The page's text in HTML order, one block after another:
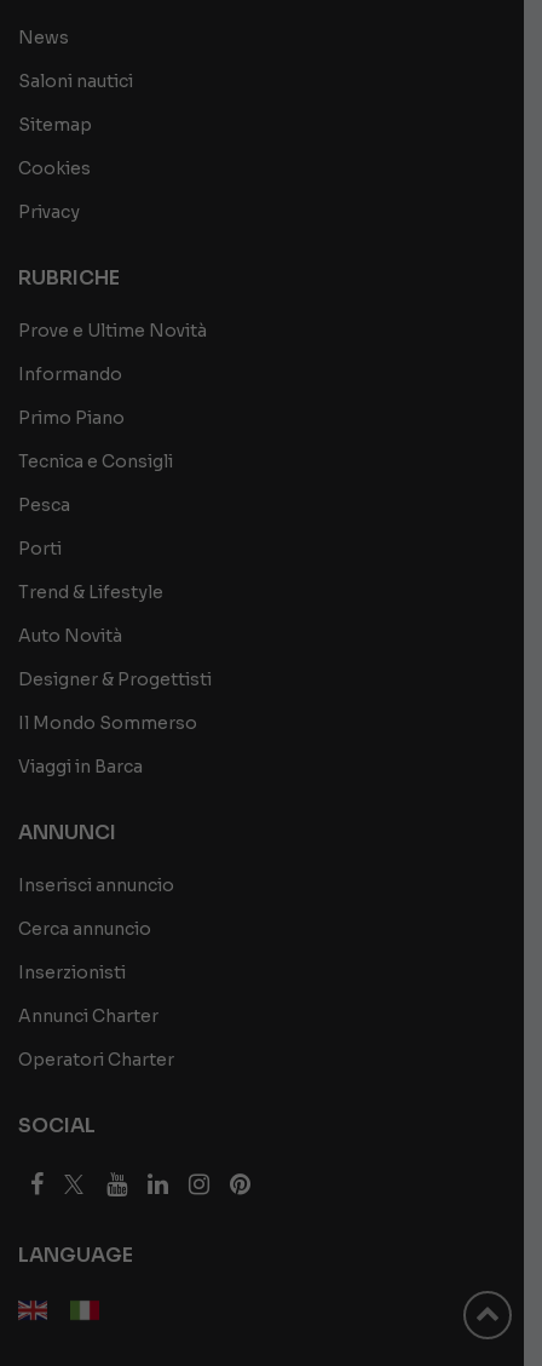
News
Saloni nautici
Sitemap
Cookies
Privacy
RUBRICHE
Prove e Ultime Novità
Informando
Primo Piano
Tecnica e Consigli
Pesca
Porti
Trend & Lifestyle
Auto Novità
Designer & Progettisti
Il Mondo Sommerso
Viaggi in Barca
ANNUNCI
Inserisci annuncio
Cerca annuncio
Inserzionisti
Annunci Charter
Operatori Charter
SOCIAL
LANGUAGE